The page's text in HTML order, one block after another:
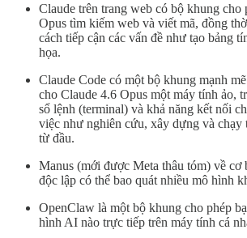
Claude trên trang web có bộ khung cho
Opus tìm kiếm web và viết mã, đồng
cách tiếp cận các vấn đề như tạo bảng
họa.
Claude Code có một bộ khung mạnh
cho Claude 4.6 Opus một máy tính ảo,
sổ lệnh (terminal) và khả năng kết nối
việc như nghiên cứu, xây dựng và chạy
từ đầu.
Manus (mới được Meta thâu tóm) về cơ
độc lập có thể bao quát nhiều mô hình
OpenClaw là một bộ khung cho phép
hình AI nào trực tiếp trên máy tính cá